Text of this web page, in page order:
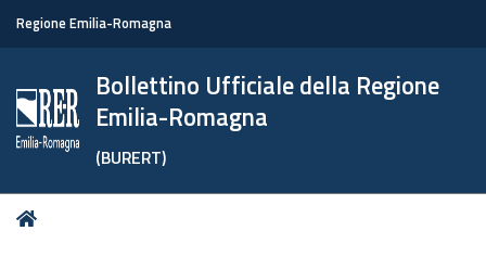
Regione Emilia-Romagna
Bollettino Ufficiale della Regione
Emilia-Romagna
(BURERT)
Tu